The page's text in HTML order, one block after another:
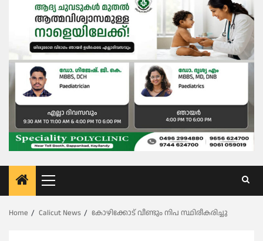
Primary
Menu
Home
Calicut News കോഴിക്കോട് വീണ്ടും നിപ സ്ഥിരീകരിച്ചു